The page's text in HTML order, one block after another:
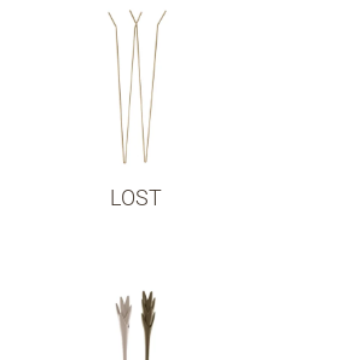
LOST